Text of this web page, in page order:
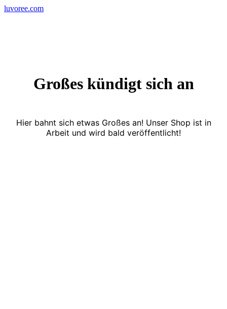
Skip
luvoree.com
Großes kündigt sich an
Hier bahnt sich etwas Großes an! Unser Shop ist in
Arbeit und wird bald veröffentlicht!